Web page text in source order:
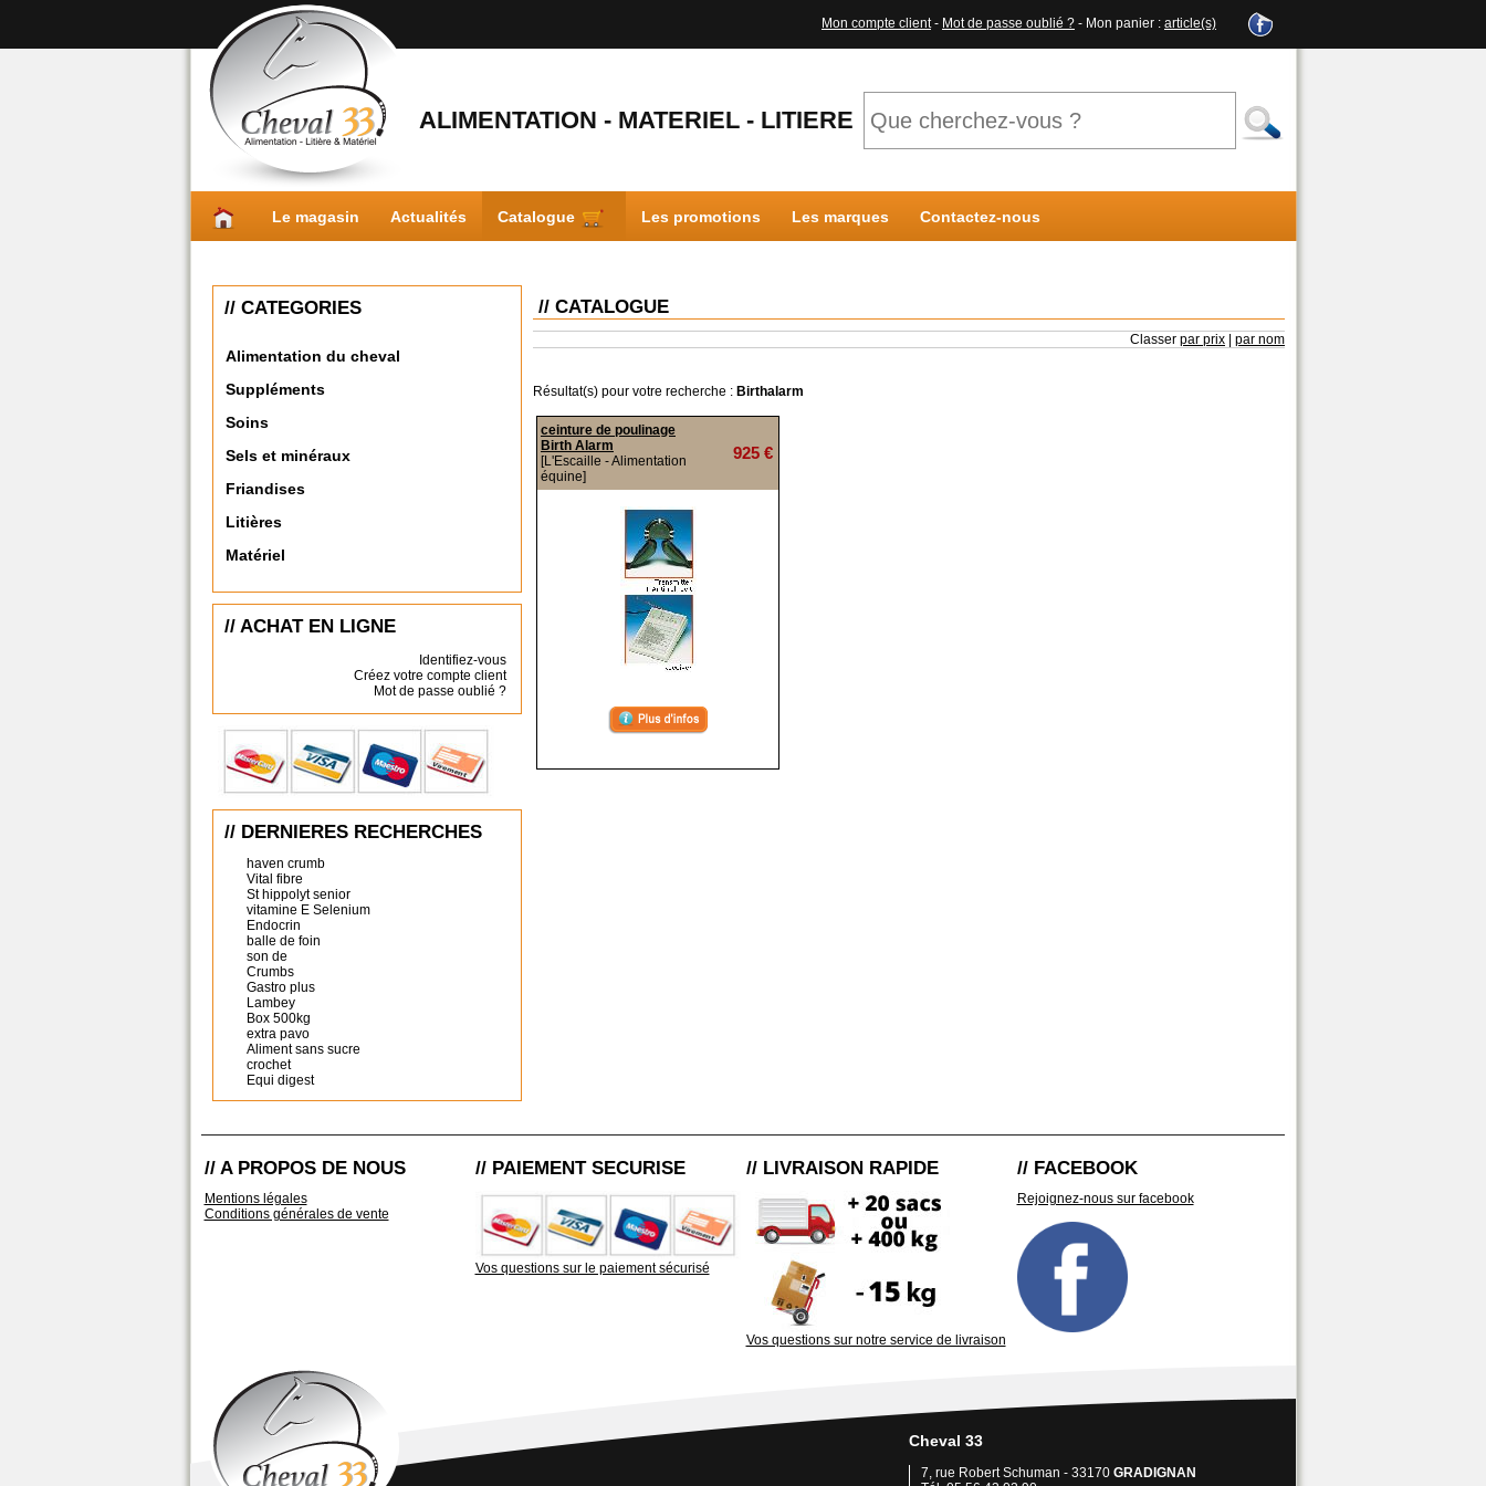
Mon compte client- Mot de passe oublié ? - Mon panier : article(s)
ALIMENTATION - MATERIEL - LITIERE
Le magasin Actualités Catalogue Les promotions Les marques Contactez-nous
// CATEGORIES
Alimentation du cheval
Suppléments
Soins
Sels et minéraux
Friandises
Litières
Matériel
// ACHAT EN LIGNE
Identifiez-vous
Créez votre compte client
Mot de passe oublié ?
// DERNIERES RECHERCHES
haven crumb
Vital fibre
St hippolyt senior
vitamine E Selenium
Endocrin
balle de foin
son de
Crumbs
Gastro plus
Lambey
Box 500kg
extra pavo
Aliment sans sucre
crochet
Equi digest
// CATALOGUE
Classer par prix par nom
Résultat(s) pour votre recherche : Birthalarm
ceinture de poulinage
Birth Alarm
[L'Escaille - Alimentation
équine]
925 €
// A PROPOS DE NOUS
Mentions légales
Conditions générales de vente
// PAIEMENT SECURISE
Vos questions sur le paiement sécurisé
// LIVRAISON RAPIDE
Vos questions sur notre service de livraison
// FACEBOOK
Rejoignez-nous sur facebook
Cheval 33
7, rue Robert Schuman - 33170 GRADIGNAN